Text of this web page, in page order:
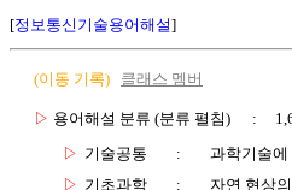
[정보통신기술용어해설]
(이동 기록) 클래스 멤버
▷ 용어해설 분류 (분류 펼침)
:
▷ 기술공통 :
과학기술에
▷ 기초과학 :
자연 현상